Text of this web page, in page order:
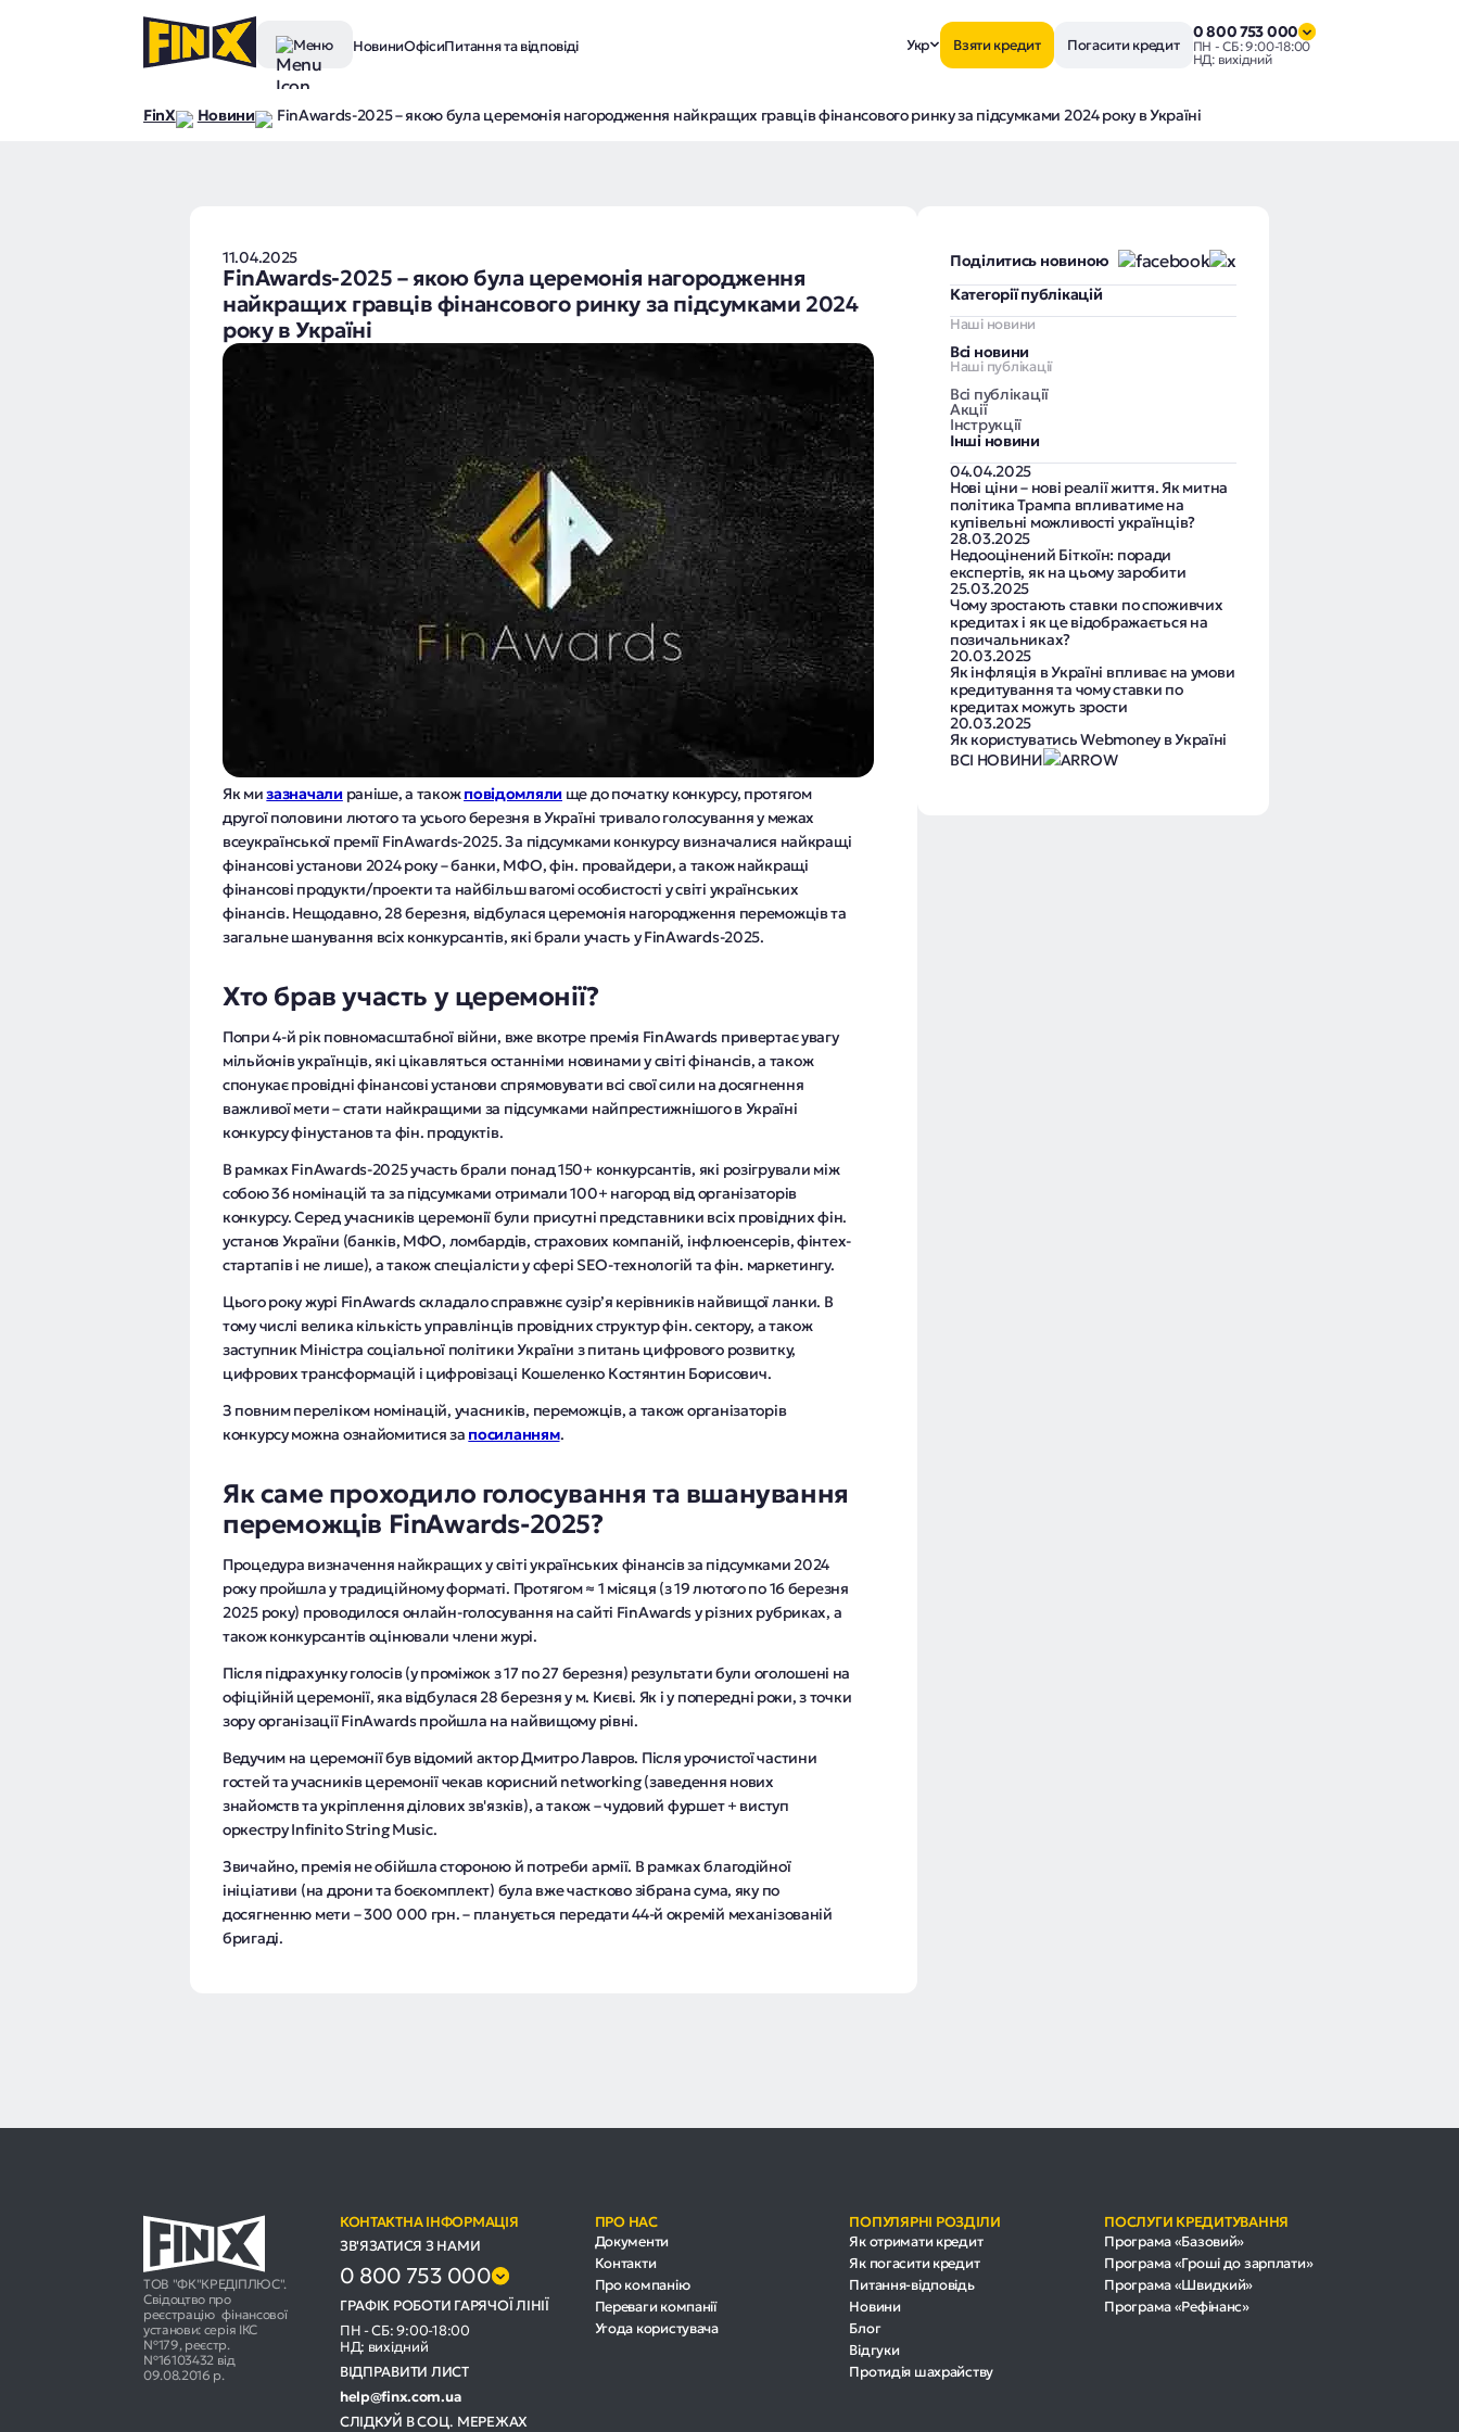
Меню НовиниОфісиПитання та відповіді Укр Взяти кредит Погасити кредит
0 800 753 000
ПН - СБ: 9:00-18:00
НД: вихідний
FinX Новини FinAwards-2025 – якою була церемонія нагородження найкращих гравців фінансового ринку за підсумками 2024 року в Україні
11.04.2025
FinAwards-2025 – якою була церемонія нагородження
найкращих гравців фінансового ринку за підсумками 2024
року в Україні
Як мизазначали раніше, а такожповідомляли ще до початку конкурсу, протягом
другої половини лютого та усього березня в Україні тривало голосування у межах
всеукраїнської премії FinAwards-2025. За підсумками конкурсу визначалися найкращі
фінансові установи 2024 року – банки, МФО, фін. провайдери, а також найкращі
фінансові продукти/проекти та найбільш вагомі особистості у світі українських
фінансів. Нещодавно, 28 березня, відбулася церемонія нагородження переможців та
загальне шанування всіх конкурсантів, які брали участь у FinAwards-2025.
Хто брав участь у церемонії?
Попри 4-й рік повномасштабної війни, вже вкотре премія FinAwards привертає увагу
мільйонів українців, які цікавляться останніми новинами у світі фінансів, а також
спонукає провідні фінансові установи спрямовувати всі свої сили на досягнення
важливої мети – стати найкращими за підсумками найпрестижнішого в Україні
конкурсу фінустанов та фін. продуктів.
В рамках FinAwards-2025 участь брали понад 150+ конкурсантів, які розігрували між
собою 36 номінацій та за підсумками отримали 100+ нагород від організаторів
конкурсу. Серед учасників церемонії були присутні представники всіх провідних фін.
установ України (банків, МФО, ломбардів, страхових компаній, інфлюенсерів, фінтех-
стартапів і не лише), а також спеціалісти у сфері SEO-технологій та фін. маркетингу.
Цього року журі FinAwards складало справжнє сузір’я керівників найвищої ланки. В
тому числі велика кількість управлінців провідних структур фін. сектору, а також
заступник Міністра соціальної політики України з питань цифрового розвитку,
цифрових трансформацій і цифровізаці Кошеленко Костянтин Борисович.
З повним переліком номінацій, учасників, переможців, а також організаторів
конкурсу можна ознайомитися за посиланням.
Як саме проходило голосування та вшанування
переможців FinAwards-2025?
Процедура визначення найкращих у світі українських фінансів за підсумками 2024
року пройшла у традиційному форматі. Протягом ≈ 1 місяця (з 19 лютого по 16 березня
2025 року) проводилося онлайн-голосування на сайті FinAwards у різних рубриках, а
також конкурсантів оцінювали члени журі.
Після підрахунку голосів (у проміжок з 17 по 27 березня) результати були оголошені на
офіційній церемонії, яка відбулася 28 березня у м. Києві. Як і у попередні роки, з точки
зору організації FinAwards пройшла на найвищому рівні.
Ведучим на церемонії був відомий актор Дмитро Лавров. Після урочистої частини
гостей та учасників церемонії чекав корисний networking (заведення нових
знайомств та укріплення ділових зв'язків), а також – чудовий фуршет + виступ
оркестру Infinito String Music.
Звичайно, премія не обійшла стороною й потреби армії. В рамках благодійної
ініціативи (на дрони та боєкомплект) була вже частково зібрана сума, яку по
досягненню мети – 300 000 грн. – планується передати 44-й окремій механізованій
бригаді.
Поділитись новиною
Категорії публікацій
Наші новини
Всі новини
Наші публікації
Всі публікації
Акції
Інструкції
Інші новини
04.04.2025
Нові ціни – нові реалії життя. Як митна
політика Трампа впливатиме на
купівельні можливості українців?
28.03.2025
Недооцінений Біткоїн: поради
експертів, як на цьому заробити
25.03.2025
Чому зростають ставки по споживчих
кредитах і як це відображається на
позичальниках?
20.03.2025
Як інфляція в Україні впливає на умови
кредитування та чому ставки по
кредитах можуть зрости
20.03.2025
Як користуватись Webmoney в Україні
ВСІ НОВИНИ
ТОВ "ФК"КРЕДІПЛЮС".
Свідоцтво про
реєстрацію фінансової
установи: серія ІКС
№179, реєстр.
№16103432 від
09.08.2016 р.
КОНТАКТНА ІНФОРМАЦІЯ
ЗВ'ЯЗАТИСЯ З НАМИ
0 800 753 000
ГРАФІК РОБОТИ ГАРЯЧОЇ ЛІНІЇ
ПН - СБ: 9:00-18:00
НД: вихідний
ВІДПРАВИТИ ЛИСТ
help@finx.com.ua
СЛІДКУЙ В СОЦ. МЕРЕЖАХ
ПРО НАС
Документи
Контакти
Про компанію
Переваги компанії
Угода користувача
ПОПУЛЯРНІ РОЗДІЛИ
Як отримати кредит
Як погасити кредит
Питання-відповідь
Новини
Блог
Відгуки
Протидія шахрайству
ПОСЛУГИ КРЕДИТУВАННЯ
Програма «Базовий»
Програма «Гроші до зарплати»
Програма «Швидкий»
Програма «Рефінанс»